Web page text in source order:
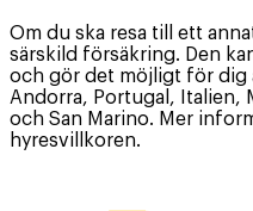
Om du ska resa till ett
särskild försäkring. Den
och gör det möjligt för dig
Andorra, Portugal, Italien,
och San Marino. Mer
hyresvillkoren.